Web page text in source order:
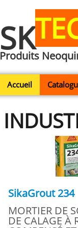
SK
Produits
Accueil
SikaGrout 234
MORTIER DE
DE CALAGE À